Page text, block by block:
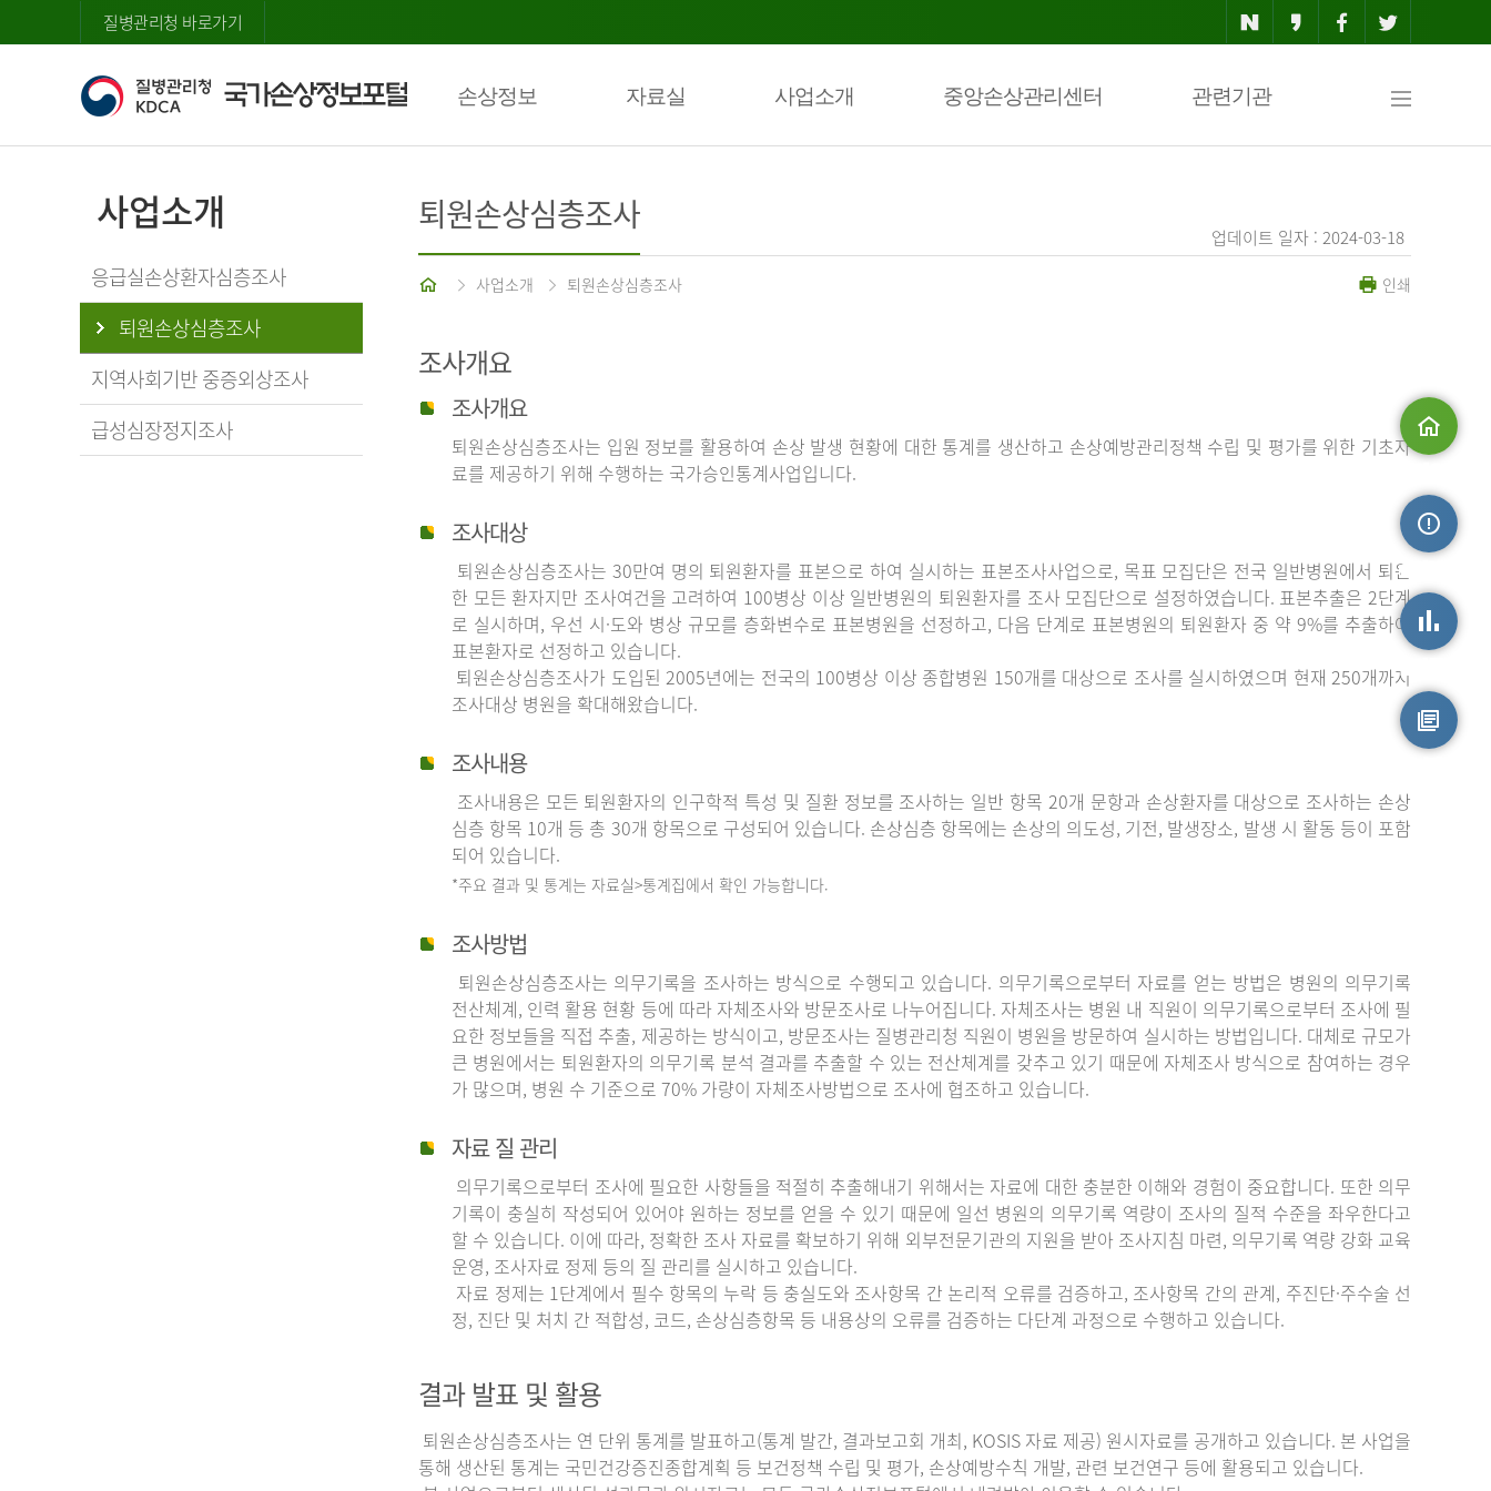
질병관리청 바로가기
손상정보 자료실 사업소개 중앙손상관리센터 관련기관
맵
사업소개
응급실손상환자심층조사
퇴원손상심층조사
지역사회기반 중증외상조사
급성심장정지조사
업데이트 일자 : 2024-03-18
퇴원손상심층조사
홈 사업소개 퇴원손상심층조사 인쇄
조사개요
조사개요
퇴원손상심층조사는 입원 정보를 활용하여 손상 발생 현황에 대한 통계를 생산하고 손상예방관리정책 수립 및 평가를 위한 기초자
료를 제공하기 위해 수행하는 국가승인통계사업입니다.
조사대상
퇴원손상심층조사는 30만여 명의 퇴원환자를 표본으로 하여 실시하는 표본조사사업으로, 목표 모집단은 전국 일반병원에서 퇴원
한 모든 환자지만 조사여건을 고려하여 100병상 이상 일반병원의 퇴원환자를 조사 모집단으로 설정하였습니다. 표본추출은 2단계
로 실시하며, 우선 시·도와 병상 규모를 층화변수로 표본병원을 선정하고, 다음 단계로 표본병원의 퇴원환자 중 약 9%를 추출하여
표본환자로 선정하고 있습니다.
퇴원손상심층조사가 도입된 2005년에는 전국의 100병상 이상 종합병원 150개를 대상으로 조사를 실시하였으며 현재 250개까지
조사대상 병원을 확대해왔습니다.
조사내용
조사내용은 모든 퇴원환자의 인구학적 특성 및 질환 정보를 조사하는 일반 항목 20개 문항과 손상환자를 대상으로 조사하는 손상
심층 항목 10개 등 총 30개 항목으로 구성되어 있습니다. 손상심층 항목에는 손상의 의도성, 기전, 발생장소, 발생 시 활동 등이 포함
되어 있습니다.
*주요 결과 및 통계는 자료실>통계집에서 확인 가능합니다.
조사방법
퇴원손상심층조사는 의무기록을 조사하는 방식으로 수행되고 있습니다. 의무기록으로부터 자료를 얻는 방법은 병원의 의무기록
전산체계, 인력 활용 현황 등에 따라 자체조사와 방문조사로 나누어집니다. 자체조사는 병원 내 직원이 의무기록으로부터 조사에 필
요한 정보들을 직접 추출, 제공하는 방식이고, 방문조사는 질병관리청 직원이 병원을 방문하여 실시하는 방법입니다. 대체로 규모가
큰 병원에서는 퇴원환자의 의무기록 분석 결과를 추출할 수 있는 전산체계를 갖추고 있기 때문에 자체조사 방식으로 참여하는 경우
가 많으며, 병원 수 기준으로 70% 가량이 자체조사방법으로 조사에 협조하고 있습니다.
자료 질 관리
의무기록으로부터 조사에 필요한 사항들을 적절히 추출해내기 위해서는 자료에 대한 충분한 이해와 경험이 중요합니다. 또한 의무
기록이 충실히 작성되어 있어야 원하는 정보를 얻을 수 있기 때문에 일선 병원의 의무기록 역량이 조사의 질적 수준을 좌우한다고
할 수 있습니다. 이에 따라, 정확한 조사 자료를 확보하기 위해 외부전문기관의 지원을 받아 조사지침 마련, 의무기록 역량 강화 교육
운영, 조사자료 정제 등의 질 관리를 실시하고 있습니다.
자료 정제는 1단계에서 필수 항목의 누락 등 충실도와 조사항목 간 논리적 오류를 검증하고, 조사항목 간의 관계, 주진단·주수술 선
정, 진단 및 처치 간 적합성, 코드, 손상심층항목 등 내용상의 오류를 검증하는 다단계 과정으로 수행하고 있습니다.
결과 발표 및 활용
퇴원손상심층조사는 연 단위 통계를 발표하고(통계 발간, 결과보고회 개최, KOSIS 자료 제공) 원시자료를 공개하고 있습니다. 본 사업을
통해 생산된 통계는 국민건강증진종합계획 등 보건정책 수립 및 평가, 손상예방수칙 개발, 관련 보건연구 등에 활용되고 있습니다.
손상정보
손상통계